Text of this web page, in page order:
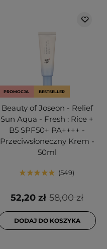
PROMOCJA BESTSELLER
Beauty of Joseon - Relief
Sun Aqua - Fresh : Rice +
B5 SPF50+ PA++++ -
Przeciwsłoneczny Krem -
50ml
549
58,00 zł
52,20 zł
DODAJ DO KOSZYKA